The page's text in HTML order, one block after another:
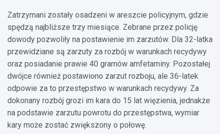
Zatrzymani zostały osadzeni w areszcie policyjnym, gdzie
spędzą najbliższe trzy miesiące. Zebrane przez policję
dowody pozwoliły na postawienie im zarzutów. Dla 32-latka
przewidziane są zarzuty za rozbój w warunkach recydywy
oraz posiadanie prawie 40 gramów amfetaminy. Pozostałej
dwójce również postawiono zarzut rozboju, ale 36-latek
odpowie za to przestępstwo w warunkach recydywy. Za
dokonany rozbój grozi im kara do 15 lat więzienia, jednakże
na podstawie zarzutu powrotu do przestępstwa, wymiar
kary może zostać zwiększony o połowę.